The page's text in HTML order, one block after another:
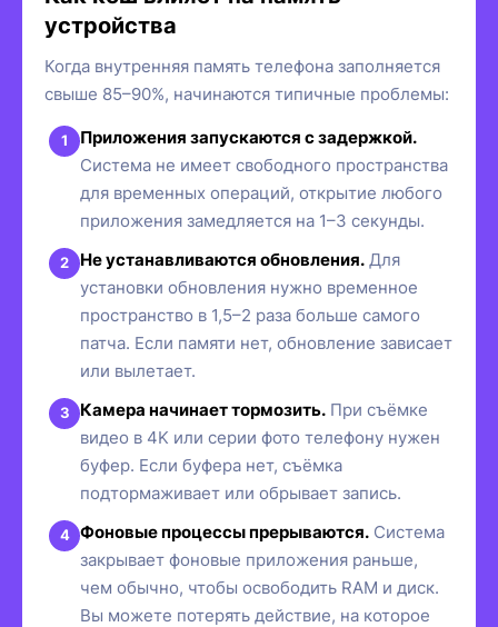
устройства
Когда внутренняя память телефона заполняется
свыше 85–90%, начинаются типичные проблемы:
Приложения запускаются с задержкой.
Система не имеет свободного пространства
для временных операций, открытие любого
приложения замедляется на 1–3 секунды.
Не устанавливаются обновления. Для
установки обновления нужно временное
пространство в 1,5–2 раза больше самого
патча. Если памяти нет, обновление зависает
или вылетает.
Камера начинает тормозить. При съёмке
видео в 4K или серии фото телефону нужен
буфер. Если буфера нет, съёмка
подтормаживает или обрывает запись.
Фоновые процессы прерываются. Система
закрывает фоновые приложения раньше,
чем обычно, чтобы освободить RAM и диск.
Вы можете потерять действие, на которое